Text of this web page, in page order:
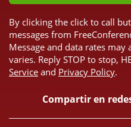
By clicking the click to call
messages from
Message and data rates may
varies. Reply STOP to stop,
Service and Privacy Policy.
Compartir en